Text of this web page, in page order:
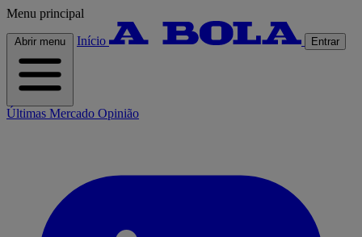
Menu principal
Abrir menu Início Entrar
Últimas Mercado Opinião